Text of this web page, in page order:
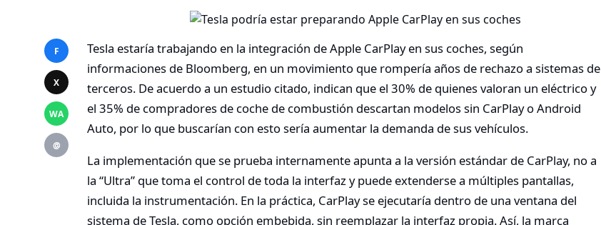
F
X
WA
@
Tesla estaría trabajando en la integración de Apple CarPlay en sus coches, según
informaciones de Bloomberg, en un movimiento que rompería años de rechazo a sistemas de
terceros. De acuerdo a un estudio citado, indican que el 30% de quienes valoran un eléctrico y
el 35% de compradores de coche de combustión descartan modelos sin CarPlay o Android
Auto, por lo que buscarían con esto sería aumentar la demanda de sus vehículos.
La implementación que se prueba internamente apunta a la versión estándar de CarPlay, no a
la “Ultra” que toma el control de toda la interfaz y puede extenderse a múltiples pantallas,
incluida la instrumentación. En la práctica, CarPlay se ejecutaría dentro de una ventana del
sistema de Tesla, como opción embebida, sin reemplazar la interfaz propia. Así, la marca